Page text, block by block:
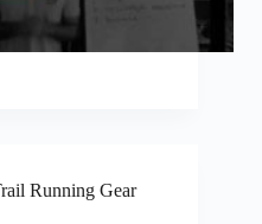
Running Gear